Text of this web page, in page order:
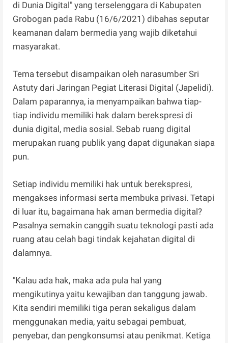
di Dunia Digital" yang terselenggara di Kabupaten
Grobogan pada Rabu (16/6/2021) dibahas seputar
keamanan dalam bermedia yang wajib diketahui
masyarakat.
Tema tersebut disampaikan oleh narasumber Sri
Astuty dari Jaringan Pegiat Literasi Digital (Japelidi).
Dalam paparannya, ia menyampaikan bahwa tiap-
tiap individu memiliki hak dalam berekspresi di
dunia digital, media sosial. Sebab ruang digital
merupakan ruang publik yang dapat digunakan siapa
pun.
Setiap individu memiliki hak untuk berekspresi,
mengakses informasi serta membuka privasi. Tetapi
di luar itu, bagaimana hak aman bermedia digital?
Pasalnya semakin canggih suatu teknologi pasti ada
ruang atau celah bagi tindak kejahatan digital di
dalamnya.
"Kalau ada hak, maka ada pula hal yang
mengikutinya yaitu kewajiban dan tanggung jawab.
Kita sendiri memiliki tiga peran sekaligus dalam
menggunakan media, yaitu sebagai pembuat,
penyebar, dan pengkonsumsi atau penikmat. Ketiga